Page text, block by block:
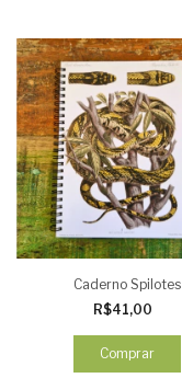
Caderno Spilotes
R$41,00
Comprar